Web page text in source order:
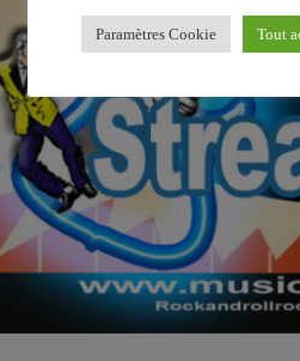
Paramètres Cookie Tout